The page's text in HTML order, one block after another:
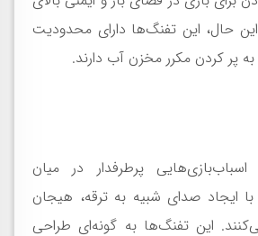
حال، این تفنگ‌ها دارای محدودیت
پر کردن مکرر مخزن آب دارند.
پرطرفدار در میان
ایجاد صدای شبیه به ترقه، هیجان
این تفنگ‌ها به گونه‌ای طراحی